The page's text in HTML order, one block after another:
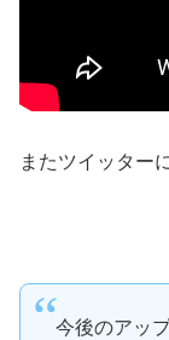
またツイッター
今後のアッ